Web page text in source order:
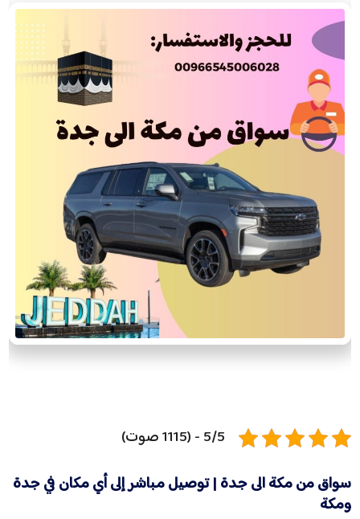
5/5 - (1115 صوت)
سواق من مكة الى جدة | توصيل مباشر إلى أي مكان في جدة
ومكة